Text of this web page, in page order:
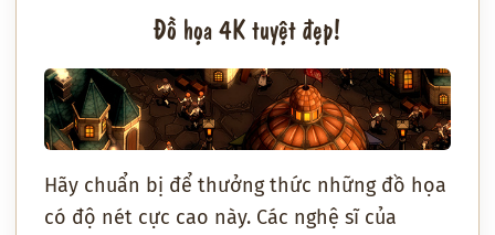
Đồ họa 4K tuyệt đẹp!
Hãy chuẩn bị để thưởng thức những đồ họa
có độ nét cực cao này. Các nghệ sĩ của